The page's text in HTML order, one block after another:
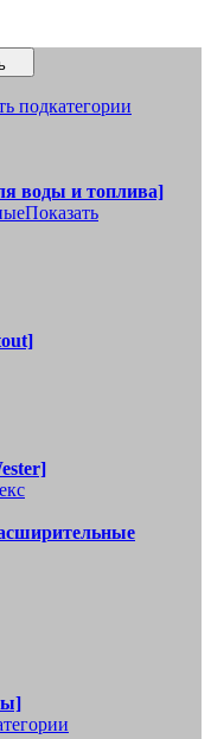
подкатегории
воды и топлива]
Показать